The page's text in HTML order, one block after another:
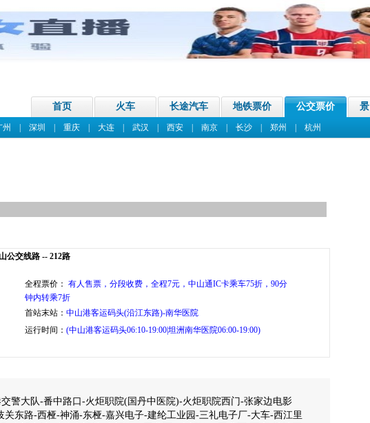
首页 火车 长途汽车 地铁票价 公交票价
州 深圳 重庆| 大连| 武汉 西安| 南京| 长沙| 郑州
杭州
公交线路 -- 212路
全程票价： 有人售票，分段收费，全程7元，中山通IC卡乘车75折，90分
钟内转乘7折
首站末站： 中山港客运码头(沿江东路)-南华医院
运行时间： (中山港客运码头06:10-19:00|坦洲南华医院06:00-19:00)
警大队-番中路口-火炬职院(国丹中医院)-火炬职院西门-张家边电影
关东路-西桠-神涌-东桠-嘉兴电子-建纶工业园-三礼电子厂-大车-西江里